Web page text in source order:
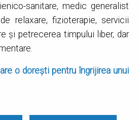
sanitare, medic generalist
relaxare, fizioterapie, servicii
și petrecerea timpului liber, dar
o dorești pentru îngrijirea unui